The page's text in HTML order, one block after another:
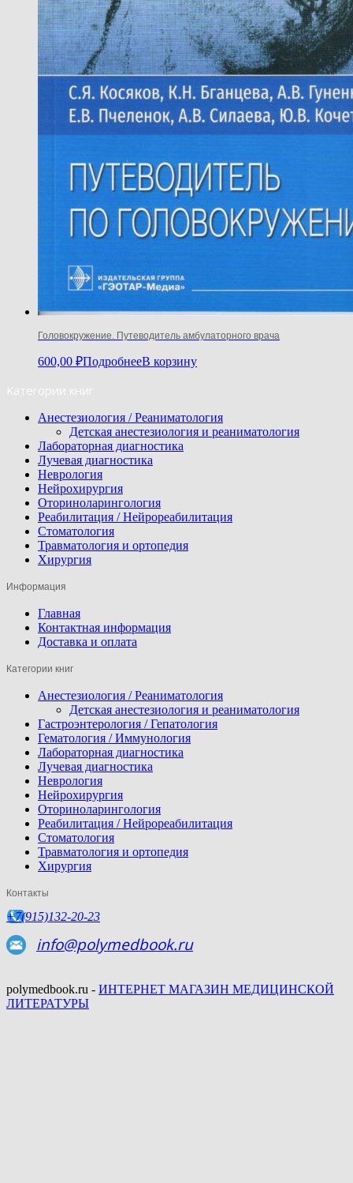
Головокружение. Путеводитель амбулаторного врача
600,00 ₽ПодробнееВ корзину
Категории книг
Анестезиология / Реаниматология
Детская анестезиология и реаниматология
Лабораторная диагностика
Лучевая диагностика
Неврология
Нейрохирургия
Оториноларингология
Реабилитация / Нейрореабилитация
Стоматология
Травматология и ортопедия
Хирургия
Информация
Главная
Контактная информация
Доставка и оплата
Категории книг
Анестезиология / Реаниматология
Детская анестезиология и реаниматология
Гастроэнтерология / Гепатология
Гематология / Иммунология
Лабораторная диагностика
Лучевая диагностика
Неврология
Нейрохирургия
Оториноларингология
Реабилитация / Нейрореабилитация
Стоматология
Травматология и ортопедия
Хирургия
Контакты
+7(915)132-20-23
info@polymedbook.ru
polymedbook.ru - ИНТЕРНЕТ МАГАЗИН МЕДИЦИНСКОЙ
ЛИТЕРАТУРЫ